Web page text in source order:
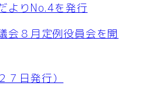
よりNo.4を発行
会８月定例役員会を開
７日発行）